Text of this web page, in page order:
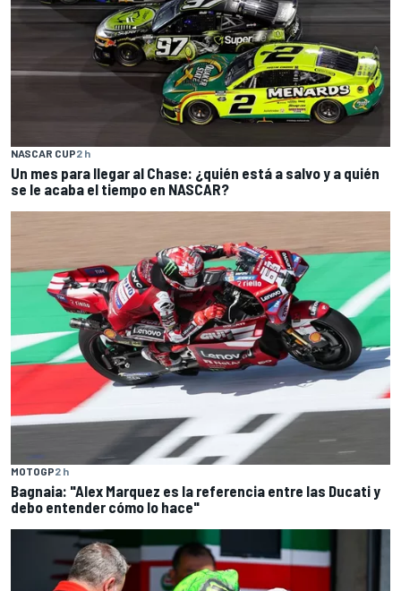
NASCAR CUP2 h
Un mes para llegar al Chase: ¿quién está a salvo y a quién
se le acaba el tiempo en NASCAR?
MOTOGP2 h
Bagnaia: "Alex Marquez es la referencia entre las Ducati y
debo entender cómo lo hace"